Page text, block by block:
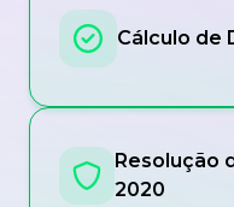
Cálculo de
Resolução
2020